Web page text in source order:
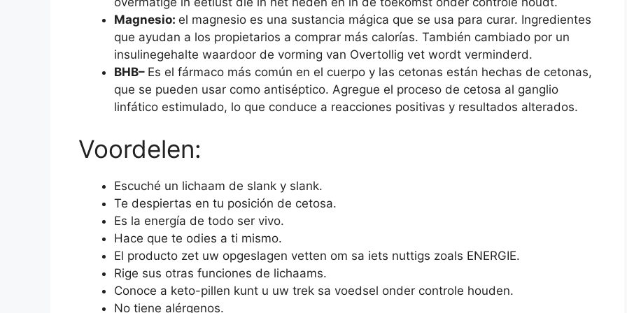
Magnesio: el magnesio es una sustancia mágica que se usa para curar. Ingredientes
que ayudan a los propietarios a comprar más calorías. También cambiado por un
insulinegehalte waardoor de vorming van Overtollig vet wordt verminderd.
BHB– Es el fármaco más común en el cuerpo y las cetonas están hechas de cetonas,
que se pueden usar como antiséptico. Agregue el proceso de cetosa al ganglio
linfático estimulado, lo que conduce a reacciones positivas y resultados alterados.
Voordelen:
Escuché un lichaam de slank y slank.
Te despiertas en tu posición de cetosa.
Es la energía de todo ser vivo.
Hace que te odies a ti mismo.
El producto zet uw opgeslagen vetten om sa iets nuttigs zoals ENERGIE.
Rige sus otras funciones de lichaams.
Conoce a keto-pillen kunt u uw trek sa voedsel onder controle houden.
No tiene alérgenos.